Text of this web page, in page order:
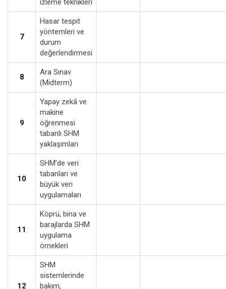
izleme teknikleri
7
Hasar tespit
yöntemleri ve
durum
değerlendirmesi
8
Ara Sınav
(Midterm)
9
Yapay zekâ ve
makine
öğrenmesi
tabanlı SHM
yaklaşımları
10
SHM’de veri
tabanları ve
büyük veri
uygulamaları
11
Köprü, bina ve
barajlarda SHM
uygulama
örnekleri
12
SHM
sistemlerinde
bakım,